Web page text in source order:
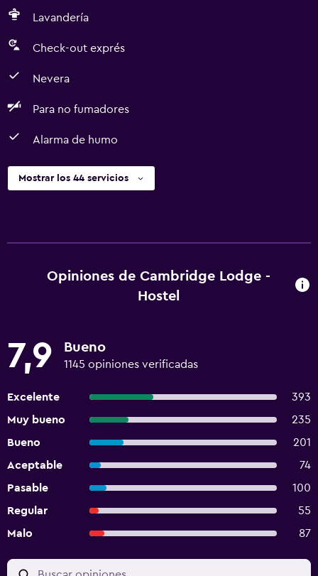
Lavandería
Check-out exprés
Nevera
Para no fumadores
Alarma de humo
Mostrar los 44 servicios
Opiniones de Cambridge Lodge -
Hostel
7,9 Bueno
1145 opiniones verificadas
Excelente
393
Muy bueno
235
Bueno
201
Aceptable
74
Pasable
100
Regular
55
Malo
87